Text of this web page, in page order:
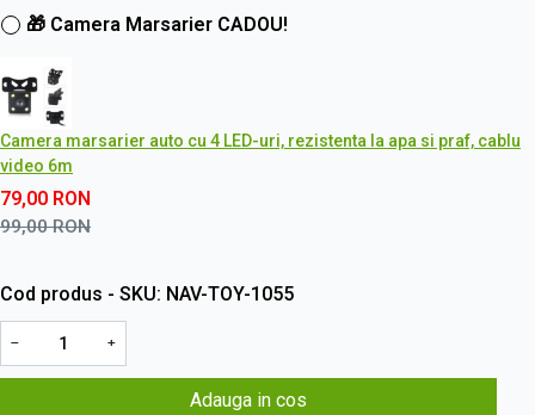
🎁 Camera Marsarier CADOU!
Camera marsarier auto cu 4 LED-uri, rezistenta la apa si praf, cablu
video 6m
79,00 RON
99,00RON
Cod produs - SKU NAV-TOY-1055
− +
Adauga in cos